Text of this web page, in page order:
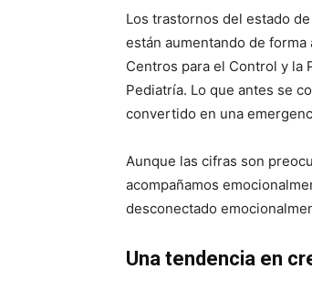
Los trastornos del estado
están aumentando de
Centros para el Control y la
Pediatría. Lo que antes se
convertido en una
Aunque las cifras son
acompañamos
desconectado
Una tendencia en